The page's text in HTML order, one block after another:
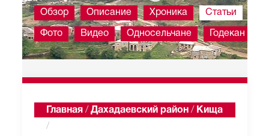
Обзор Описание Хроника Статьи
Фото Видео Односельчане Годекан
Главная / Дахадаевский район / Кища
/